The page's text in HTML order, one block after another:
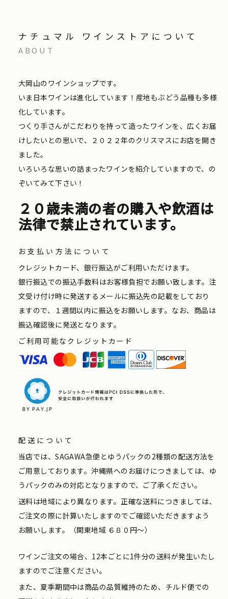
ナチュマル ワインストアについて
ABOUT
大岡山のワインショップです。
いま日本ワインは進化しています！産地もぶどう品種も多様
化しています。
つくり手さんがこだわりを持って造ったワインを、広くお届
けしたいとの思いで、２０２２年のクリスマスにお店を開き
ました。
いろいろな思いの詰まったワインを紹介していますので、の
ぞいてみて下さい！
２０歳未満の者の購入や飲酒は
法律で禁止されています。
お支払い方法について
クレジットカード、銀行振込がご利用いただけます。
銀行振込での振込手数料はお客様負担でお願い致します。注
文受け付け時に発送するメールに振込先の記載をしており
ますので、１週間以内に振込をお願いします。なお、商品は
振込確認後に発送となります。
ご利用可能なクレジットカード
配送について
当店では、SAGAWA急便とゆうパックの2種類の配送方法を
ご用意しております。沖縄県へのお届けにつきましては、ゆ
うパックのみの対応となりますので、ご了承ください。
送料は地域により異なります。正確な送料につきましては、
ご注文の際に計算いたしますのでご確認いただきますよう
お願いします。（関東地域 ６８０円〜）
ワインご注文の場合、12本ごとに1件分の送料が発生いたし
ますのでご注意ください。
また、夏季期間中は商品の品質維持のため、チルド便での